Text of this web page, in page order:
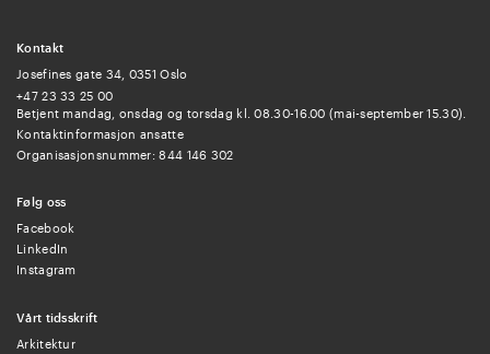
Kontakt
Josefines gate 34, 0351 Oslo
+47 23 33 25 00
Betjent mandag, onsdag og torsdag kl. 08.30-16.00 (mai-september 15.30).
Kontaktinformasjon ansatte
Organisasjonsnummer: 844 146 302
Følg oss
Facebook
LinkedIn
Instagram
Vårt tidsskrift
Arkitektur